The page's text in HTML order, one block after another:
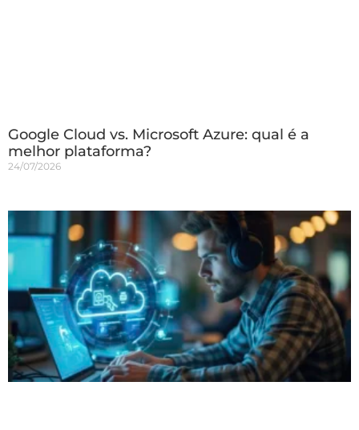
Google Cloud vs. Microsoft Azure: qual é a
melhor plataforma?
24/07/2026